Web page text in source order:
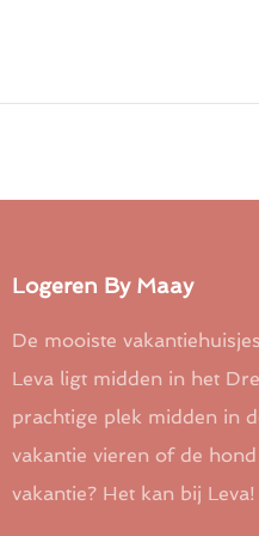
Logeren By Maay
De mooiste
Leva ligt midden in het
prachtige plek midden in
vakantie vieren of de
vakantie? Het kan bij Leva!